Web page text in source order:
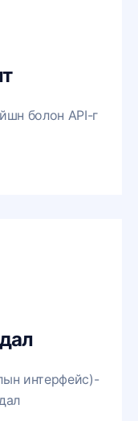
болон API-г
интерфейс)-